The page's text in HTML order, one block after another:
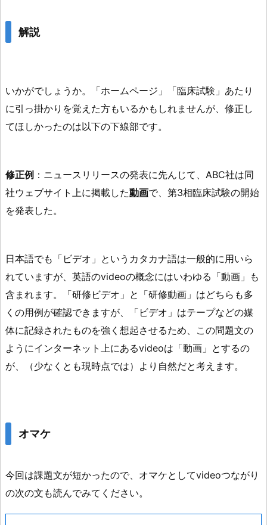
解説
いかがでしょうか。「ホームページ」「臨床試験」あたり
に引っ掛かりを覚えた方もいるかもしれませんが、修正し
てほしかったのは以下の下線部です。
修正例 ：ニュースリリースの発表に先んじて、ABC社は同
社ウェブサイト上に掲載した動画で、第3相臨床試験の開始
を発表した。
日本語でも「ビデオ」というカタカナ語は一般的に用いら
れていますが、英語のvideoの概念にはいわゆる「動画」も
含まれます。「研修ビデオ」と「研修動画」はどちらも多
くの用例が確認できますが、「ビデオ」はテープなどの媒
体に記録されたものを強く想起させるため、この問題文の
ようにインターネット上にあるvideoは「動画」とするの
が、（少なくとも現時点では）より自然だと考えます。
オマケ
今回は課題文が短かったので、オマケとしてvideoつながり
の次の文も読んでみてください。